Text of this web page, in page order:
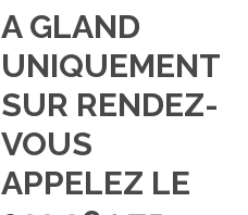
A GLAND
UNIQUEMENT
SUR RENDEZ-
VOUS
APPELEZ LE